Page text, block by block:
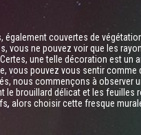
couvertes de
vous ne pouvez voir que les
une telle décoration est un
vous pouvez vous sentir comme
nous commençons à observer
le brouillard délicat et les feuilles
alors choisir cette fresque